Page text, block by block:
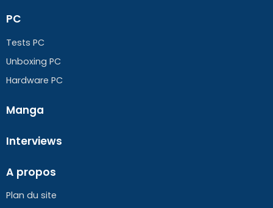
PC
Tests PC
Unboxing PC
Hardware PC
Manga
Interviews
A propos
Plan du site